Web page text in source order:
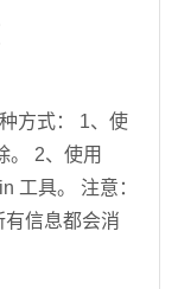
方式： 1、使
。 2、使用
工具。 注意：
信息都会消